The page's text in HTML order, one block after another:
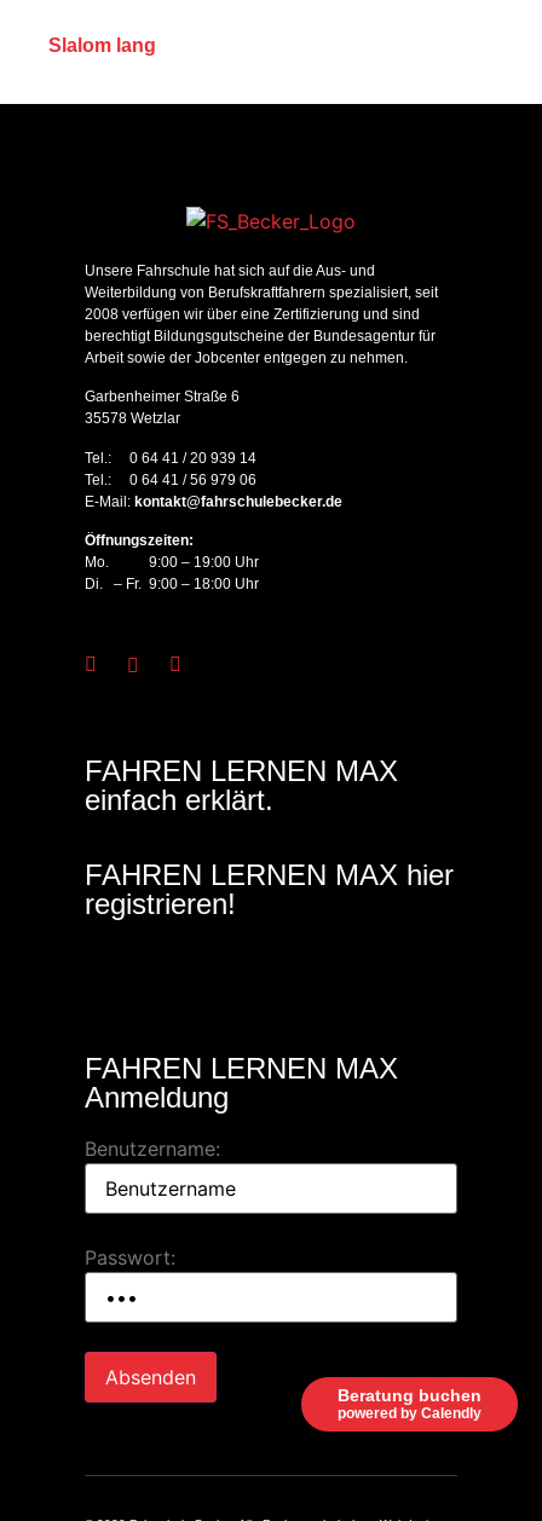
Beratung buchen
powered by Calendly
Slalom lang
Unsere Fahrschule hat sich auf die Aus- und
Weiterbildung von Berufskraftfahrern spezialisiert, seit
2008 verfügen wir über eine Zertifizierung und sind
berechtigt Bildungsgutscheine der Bundesagentur für
Arbeit sowie der Jobcenter entgegen zu nehmen.
Garbenheimer Straße 6
35578 Wetzlar
Tel.: 0 64 41 / 20 939 14
Tel.: 0 64 41 / 56 979 06
E-Mail: kontakt@fahrschulebecker.de
Öffnungszeiten:
Mo. 9:00 – 19:00 Uhr
Di. – Fr. 9:00 – 18:00 Uhr
FAHREN LERNEN MAX
einfach erklärt.
FAHREN LERNEN MAX hier
registrieren!
FAHREN LERNEN MAX
Anmeldung
Benutzername:
Passwort: